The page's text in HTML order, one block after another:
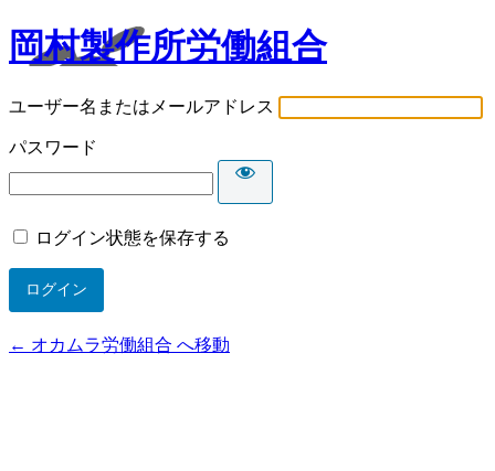
岡村製作所労働組合
ユーザー名またはメールアドレス
パスワード
ログイン状態を保存する
← オカムラ労働組合 へ移動